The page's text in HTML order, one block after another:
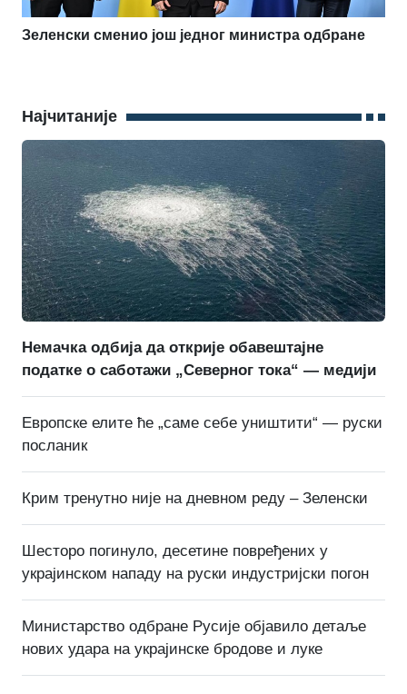
Зеленски сменио још једног министра одбране
Најчитаније
Немачка одбија да открије обавештајне
податке о саботажи „Северног тока“ — медији
Европске елите ће „саме себе уништити“ — руски
посланик
Крим тренутно није на дневном реду – Зеленски
Шесторо погинуло, десетине повређених у
украјинском нападу на руски индустријски погон
Министарство одбране Русије објавило детаље
нових удара на украјинске бродове и луке